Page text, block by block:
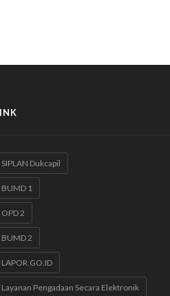
SIPLAN Dukcapil
BUMD 1
OPD 2
BUMD 2
LAPOR.GO.ID
Layanan Pengadaan Secara Elektronik